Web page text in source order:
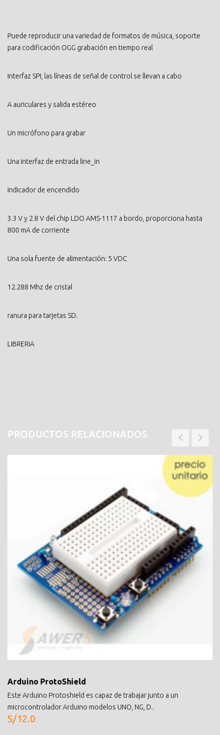
Puede reproducir una variedad de formatos de música, soporte
para codificación OGG grabación en tiempo real
Interfaz SPI, las líneas de señal de control se llevan a cabo
A auriculares y salida estéreo
Un micrófono para grabar
Una interfaz de entrada line_in
Indicador de encendido
3.3 V y 2.8 V del chip LDO AMS-1117 a bordo, proporciona hasta
800 mA de corriente
Una sola fuente de alimentación: 5 VDC
12.288 Mhz de cristal
ranura para tarjetas SD.
LIBRERIA
PRODUCTOS RELACIONADOS
Arduino ProtoShield
Este Arduino Protoshield es capaz de trabajar junto a un
microcontrolador Arduino modelos UNO, NG, D..
S/12.0